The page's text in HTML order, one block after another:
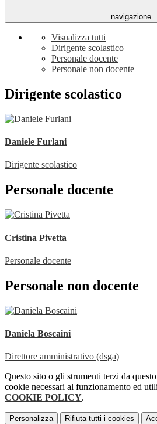
navigazione
Visualizza tutti
Dirigente scolastico
Personale docente
Personale non docente
Dirigente scolastico
Daniele Furlani
Dirigente scolastico
Personale docente
Cristina Pivetta
Personale docente
Personale non docente
Daniela Boscaini
Direttore amministrativo (dsga)
Questo sito o gli strumenti terzi da
cookie necessari al funzionamento ed
COOKIE POLICY.
Personalizza Rifiuta tutti i cookies